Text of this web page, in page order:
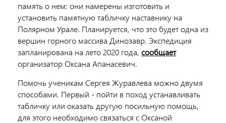
память о нем: они намерены изготовить и
установить памятную табличку наставнику на
Полярном Урале. Планируется, что это будет одна из
вершин горного массива Динозавр. Экспедиция
запланирована на лето 2020 года, сообщает
организатор Оксана Апанасевич.
Помочь ученикам Сергея Журавлева можно двумя
способами. Первый - пойти в поход устанавливать
табличку или оказать другую посильную помощь,
для этого необходимо связаться с Оксаной